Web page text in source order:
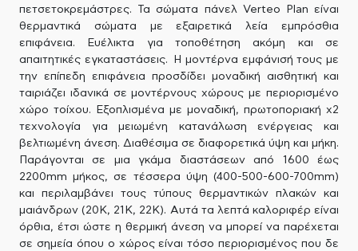
πετσετοκρεμάστρες. Τα σώματα πάνελ Verteo Plan είναι
θερμαντικά σώματα με εξαιρετικά λεία εμπρόσθια
επιφάνεια. Ευέλικτα για τοποθέτηση ακόμη και σε
απαιτητικές εγκαταστάσεις. Η μοντέρνα εμφάνισή τους με
την επίπεδη επιφάνεια προσδίδει μοναδική αισθητική και
ταιριάζει ιδανικά σε μοντέρνους χώρους με περιορισμένο
χώρο τοίχου. Εξοπλισμένα με μοναδική, πρωτοποριακή x2
τεχνολογία για μειωμένη κατανάλωση ενέργειας και
βελτιωμένη άνεση. Διαθέσιμα σε διαφορετικά ύψη και μήκη.
Παράγονται σε μια γκάμα διαστάσεων από 1600 έως
2200mm μήκος, σε τέσσερα ύψη (400-500-600-700mm)
και περιλαμβάνει τους τύπους θερμαντικών πλακών και
μαιάνδρων (20Κ, 21Κ, 22Κ). Αυτά τα λεπτά καλοριφέρ είναι
όρθια, έτσι ώστε η θερμική άνεση να μπορεί να παρέχεται
σε σημεία όπου ο χώρος είναι τόσο περιορισμένος που δε